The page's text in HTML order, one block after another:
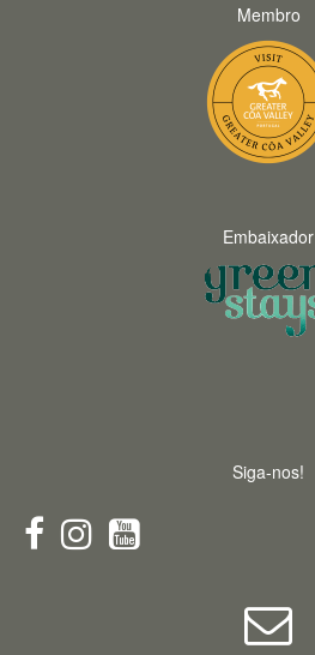
Membro
Embaixador
Siga-nos!